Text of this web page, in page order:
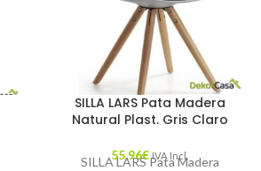
SILLA LARS Pata Madera
Natural Plast. Gris Claro
55,96€ IVA Incl.
SILLA LARS Pata Madera